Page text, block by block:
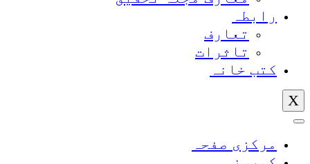
رابطہ
تعارف
تاثرات
کتب خانہ
X
مرکزی صفحہ